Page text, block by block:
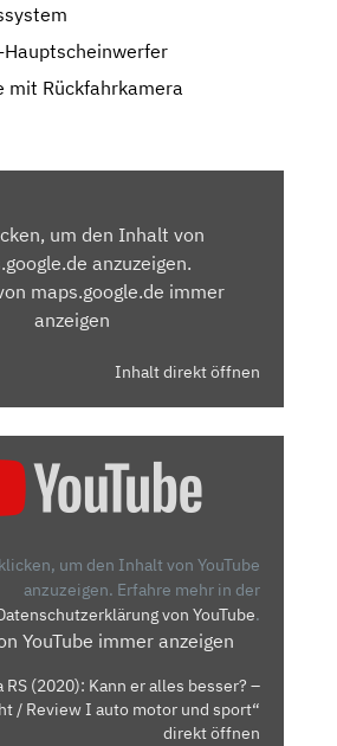
Hauptscheinwerfer
mit Rückfahrkamera
um den Inhalt von
anzuzeigen.
maps.google.de immer
anzeigen
Inhalt direkt öffnen
um den Inhalt von YouTube
anzuzeigen. Erfahre mehr in der
von YouTube.
YouTube immer anzeigen
RS (2020): Kann er alles besser? –
/ Review I auto motor und sport“
direkt öffnen